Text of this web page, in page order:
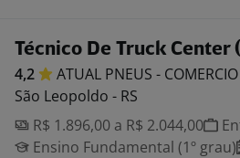
Técnico De Truck Center
4,2 ATUAL PNEUS - COMERCIO
São Leopoldo - RS
R$ 1.896,00 a R$ 2.044,00
Ensino Fundamental (1º grau)